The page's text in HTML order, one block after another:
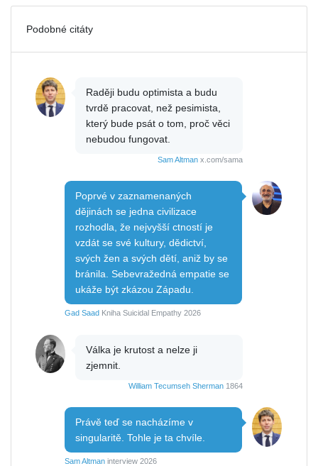
Podobné citáty
Raději budu optimista a budu
tvrdě pracovat, než pesimista,
který bude psát o tom, proč věci
nebudou fungovat.
Sam Altman x.com/sama
Poprvé v zaznamenaných
dějinách se jedna civilizace
rozhodla, že nejvyšší ctností je
vzdát se své kultury, dědictví,
svých žen a svých dětí, aniž by se
bránila. Sebevražedná empatie se
ukáže být zkázou Západu.
Gad Saad Kniha Suicidal Empathy 2026
Válka je krutost a nelze ji
zjemnit.
William Tecumseh Sherman 1864
Právě teď se nacházíme v
singularitě. Tohle je ta chvíle.
Sam Altman interview 2026